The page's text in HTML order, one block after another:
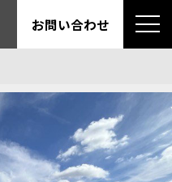
お問い合わせ